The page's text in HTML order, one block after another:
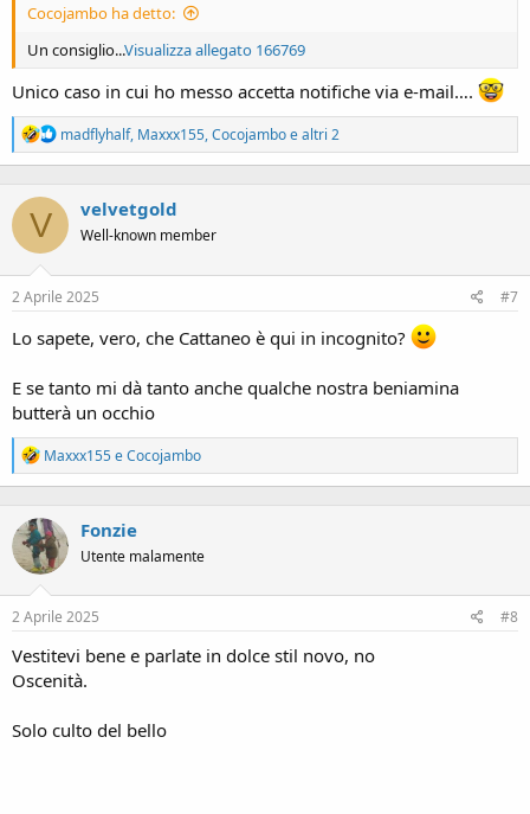
Cocojambo ha detto:
Un consiglio...Visualizza allegato 166769
Unico caso in cui ho messo accetta notifiche via e-mail….
R
e
a
t
o
:
madflyhalf, Maxxx155,Cocojamboe altri 2
V velvetgold
Well-known member
2 Aprile 2025 #7
Lo sapete, vero, che Cattaneo è qui in incognito?
E se tanto mi dà tanto anche qualche nostra beniamina
butterà un occhio
R
e
a
t
i
o
n
:
Maxxx155eCocojambo
Fonzie
Utente malamente
2 Aprile 2025 #8
Vestitevi bene e parlate in dolce stil novo, no
Oscenità.
Solo culto del bello